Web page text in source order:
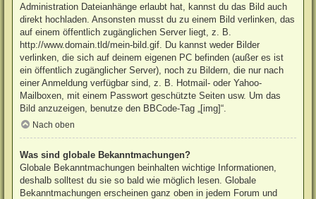
Administration Dateianhänge erlaubt hat, kannst du das Bild auch
direkt hochladen. Ansonsten musst du zu einem Bild verlinken, das
auf einem öffentlich zugänglichen Server liegt, z. B.
http://www.domain.tld/mein-bild.gif. Du kannst weder Bilder
verlinken, die sich auf deinem eigenen PC befinden (außer es ist
ein öffentlich zugänglicher Server), noch zu Bildern, die nur nach
einer Anmeldung verfügbar sind, z. B. Hotmail- oder Yahoo-
Mailboxen, mit einem Passwort geschützte Seiten usw. Um das
Bild anzuzeigen, benutze den BBCode-Tag „[img]“.
Nach oben
Was sind globale Bekanntmachungen?
Globale Bekanntmachungen beinhalten wichtige Informationen,
deshalb solltest du sie so bald wie möglich lesen. Globale
Bekanntmachungen erscheinen ganz oben in jedem Forum und